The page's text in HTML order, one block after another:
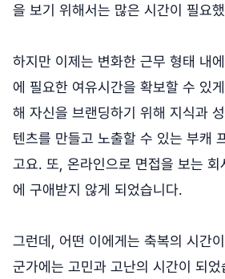
을 보기 위해서는 많은 시간이 필요
하지만 이제는 변화한 근무 형태 내
에 필요한 여유시간을 확보할 수 있
해 자신을 브랜딩하기 위해 지식과
텐츠를 만들고 노출할 수 있는 부캐
고요. 또, 온라인으로 면접을 보는 회
에 구애받지 않게 되었습니다.
그런데, 어떤 이에게는 축복의 시간
군가에는 고민과 고난의 시간이 되